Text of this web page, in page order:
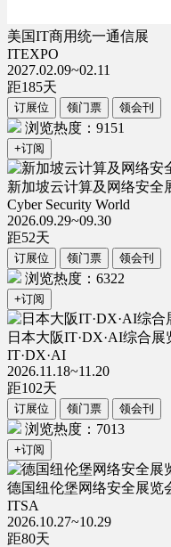
美国IT商用统一通信展
ITEXPO
2027.02.09~02.11
距185天
订展位 领门票 领会刊
浏览热度：9151
+订阅
新加坡云计算及网络安全
Cyber Security World
2026.09.29~09.30
距52天
订展位 领门票 领会刊
浏览热度：6322
+订阅
日本大阪IT·DX·AI综合展
IT·DX·AI
2026.11.18~11.20
距102天
订展位 领门票 领会刊
浏览热度：7013
+订阅
德国纽伦堡网络安全展览
ITSA
2026.10.27~10.29
距80天